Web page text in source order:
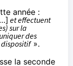
année :
et effectuent
sur la
des
dispositif».
la seconde